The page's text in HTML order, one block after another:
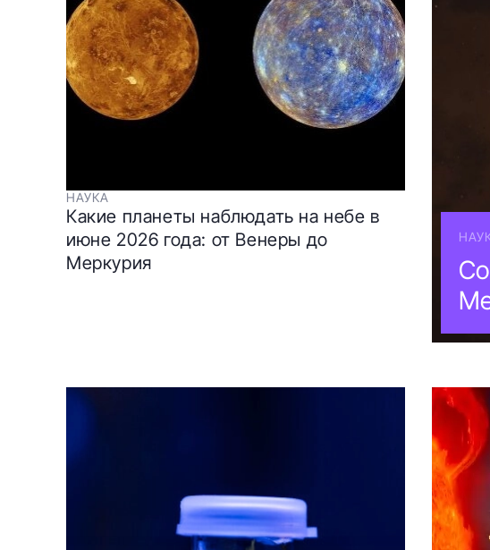
НАУКА
Какие планеты наблюдать на небе в
июне 2026 года: от Венеры до
Меркурия